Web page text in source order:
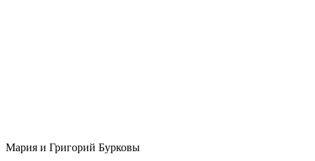
Мария и Григорий Бурковы